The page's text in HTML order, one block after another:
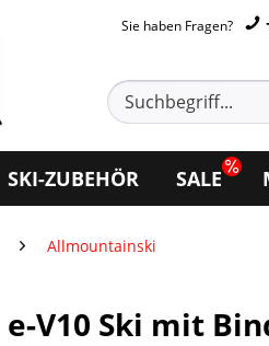
Sie haben Fragen?
SKI-ZUBEHÖR SALE
Allmountainski
e-V10 Ski mit